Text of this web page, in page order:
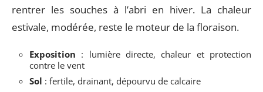
rentrer les souches à l’abri en hiver. La chaleur
estivale, modérée, reste le moteur de la floraison.
Exposition : lumière directe, chaleur et protection
contre le vent
Sol : fertile, drainant, dépourvu de calcaire